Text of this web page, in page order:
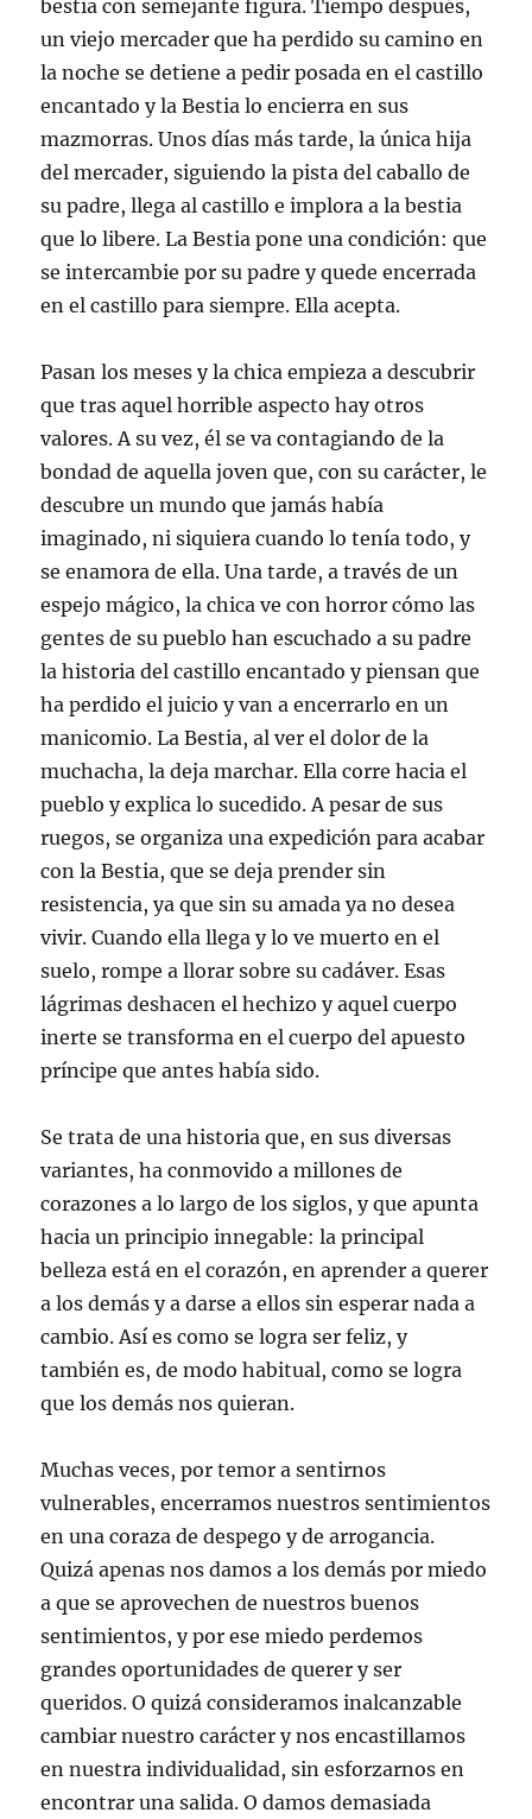
bestia con semejante figura. Tiempo después,
un viejo mercader que ha perdido su camino en
la noche se detiene a pedir posada en el castillo
encantado y la Bestia lo encierra en sus
mazmorras. Unos días más tarde, la única hija
del mercader, siguiendo la pista del caballo de
su padre, llega al castillo e implora a la bestia
que lo libere. La Bestia pone una condición: que
se intercambie por su padre y quede encerrada
en el castillo para siempre. Ella acepta.
Pasan los meses y la chica empieza a descubrir
que tras aquel horrible aspecto hay otros
valores. A su vez, él se va contagiando de la
bondad de aquella joven que, con su carácter, le
descubre un mundo que jamás había
imaginado, ni siquiera cuando lo tenía todo, y
se enamora de ella. Una tarde, a través de un
espejo mágico, la chica ve con horror cómo las
gentes de su pueblo han escuchado a su padre
la historia del castillo encantado y piensan que
ha perdido el juicio y van a encerrarlo en un
manicomio. La Bestia, al ver el dolor de la
muchacha, la deja marchar. Ella corre hacia el
pueblo y explica lo sucedido. A pesar de sus
ruegos, se organiza una expedición para acabar
con la Bestia, que se deja prender sin
resistencia, ya que sin su amada ya no desea
vivir. Cuando ella llega y lo ve muerto en el
suelo, rompe a llorar sobre su cadáver. Esas
lágrimas deshacen el hechizo y aquel cuerpo
inerte se transforma en el cuerpo del apuesto
príncipe que antes había sido.
Se trata de una historia que, en sus diversas
variantes, ha conmovido a millones de
corazones a lo largo de los siglos, y que apunta
hacia un principio innegable: la principal
belleza está en el corazón, en aprender a querer
a los demás y a darse a ellos sin esperar nada a
cambio. Así es como se logra ser feliz, y
también es, de modo habitual, como se logra
que los demás nos quieran.
Muchas veces, por temor a sentirnos
vulnerables, encerramos nuestros sentimientos
en una coraza de despego y de arrogancia.
Quizá apenas nos damos a los demás por miedo
a que se aprovechen de nuestros buenos
sentimientos, y por ese miedo perdemos
grandes oportunidades de querer y ser
queridos. O quizá consideramos inalcanzable
cambiar nuestro carácter y nos encastillamos
en nuestra individualidad, sin esforzarnos en
encontrar una salida. O damos demasiada